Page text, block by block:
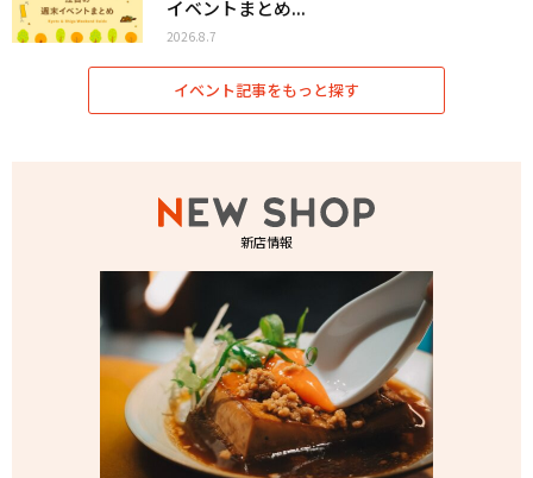
イベントまとめ...
2026.8.7
イベント記事をもっと探す
新店情報